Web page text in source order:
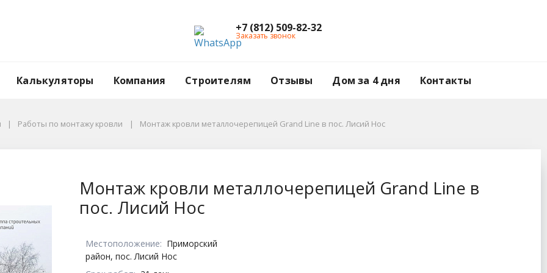
+7 (812) 509-82-32
Заказать звонок
Калькуляторы Компания Строителям Отзывы Дом за 4 дня Контакты
Работы по монтажу кровли Монтаж кровли металлочерепицей Grand Line в пос. Лисий Нос
Монтаж кровли металлочерепицей Grand Line в
пос. Лисий Нос
Местоположение: Приморский
район, пос. Лисий Нос